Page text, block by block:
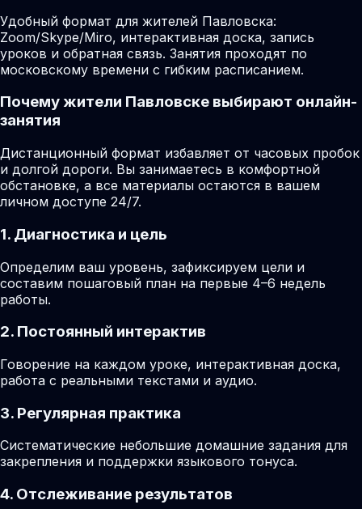
Удобный формат для жителей Павловска:
Zoom/Skype/Miro, интерактивная доска, запись
уроков и обратная связь. Занятия проходят по
московскому времени с гибким расписанием.
Почему жители Павловске выбирают онлайн-
занятия
Дистанционный формат избавляет от часовых пробок
и долгой дороги. Вы занимаетесь в комфортной
обстановке, а все материалы остаются в вашем
личном доступе 24/7.
1. Диагностика и цель
Определим ваш уровень, зафиксируем цели и
составим пошаговый план на первые 4–6 недель
работы.
2. Постоянный интерактив
Говорение на каждом уроке, интерактивная доска,
работа с реальными текстами и аудио.
3. Регулярная практика
Систематические небольшие домашние задания для
закрепления и поддержки языкового тонуса.
4. Отслеживание результатов